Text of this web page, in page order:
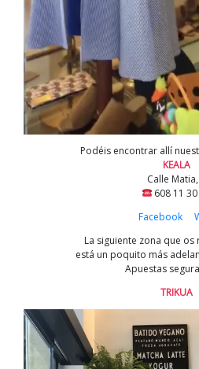
Podéis encontrar allí
KEALA
Calle Matia,
608 11 30
Facebook
La siguiente zona que
está un poquito más
Apuestas
TRIKUA